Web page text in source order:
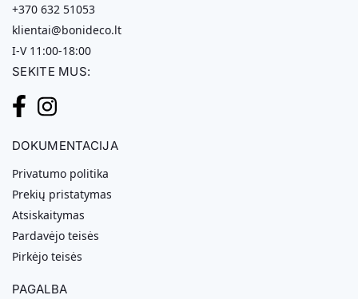
+370 632 51053
klientai@bonideco.lt
I-V 11:00-18:00
SEKITE MUS:
DOKUMENTACIJA
Privatumo politika
Prekių pristatymas
Atsiskaitymas
Pardavėjo teisės
Pirkėjo teisės
PAGALBA